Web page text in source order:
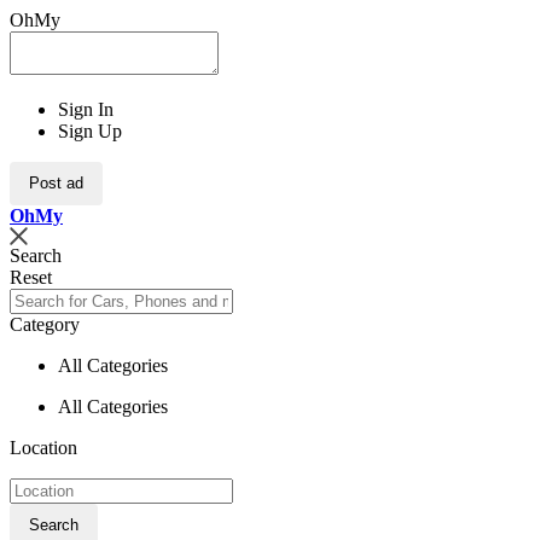
OhMy
Sign In
Sign Up
Post ad
OhMy
Search
Reset
Category
All Categories
All Categories
Location
Search